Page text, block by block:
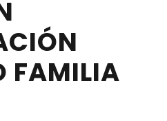
FAMILIA